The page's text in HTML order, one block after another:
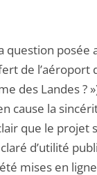
question posée
de l’aéroport
des Landes ?
cause la
que le projet
d’utilité
mises en